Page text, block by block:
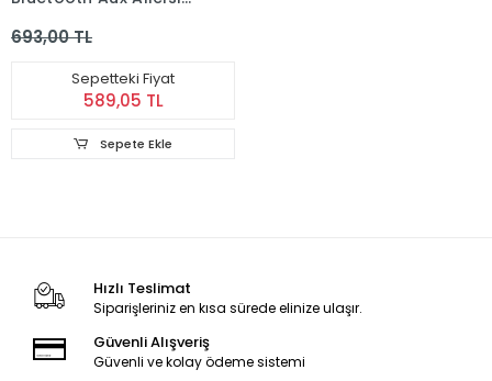
693,00 TL
Sepetteki Fiyat
589,05 TL
Sepete Ekle
Hızlı Teslimat
Siparişleriniz en kısa sürede elinize ulaşır.
Güvenli Alışveriş
Güvenli ve kolay ödeme sistemi